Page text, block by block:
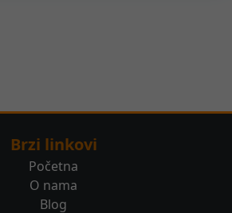
Brzi linkovi
Početna
O nama
Blog